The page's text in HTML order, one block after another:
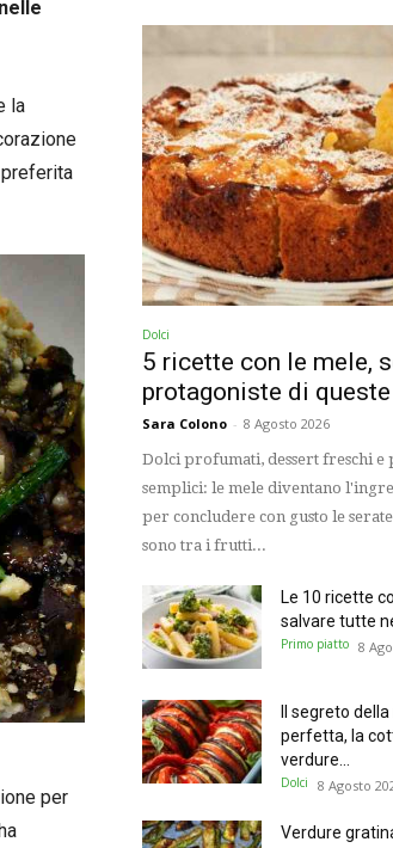
la
per
Dolci
5 ricette con le mele,
protagoniste di queste
Sara Colono - 8 Agosto 2026
Dolci profumati, dessert freschi
semplici: le mele diventano
per concludere con gusto le
sono tra i frutti...
Le 10 ricette
salvare tutte
Primo piatto 8
Il segreto
perfetta, la
verdure...
Dolci 8 Agosto
Verdure